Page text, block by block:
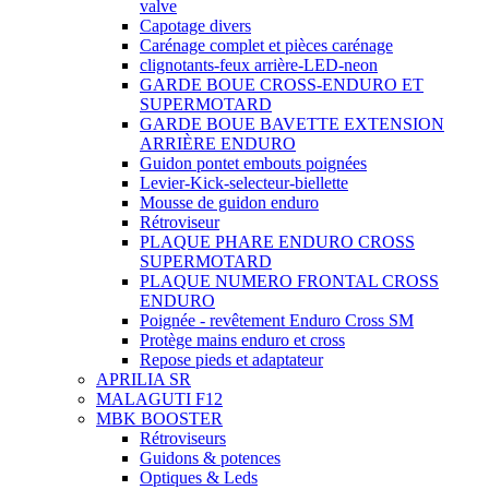
valve
Capotage divers
Carénage complet et pièces carénage
clignotants-feux arrière-LED-neon
GARDE BOUE CROSS-ENDURO ET
SUPERMOTARD
GARDE BOUE BAVETTE EXTENSION
ARRIÈRE ENDURO
Guidon pontet embouts poignées
Levier-Kick-selecteur-biellette
Mousse de guidon enduro
Rétroviseur
PLAQUE PHARE ENDURO CROSS
SUPERMOTARD
PLAQUE NUMERO FRONTAL CROSS
ENDURO
Poignée - revêtement Enduro Cross SM
Protège mains enduro et cross
Repose pieds et adaptateur
APRILIA SR
MALAGUTI F12
MBK BOOSTER
Rétroviseurs
Guidons & potences
Optiques & Leds